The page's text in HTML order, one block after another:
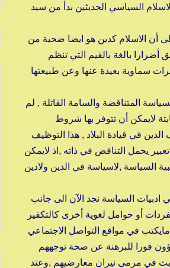
السياسي الحديثين بدأ من سيد
أن الاسلام كدين هو ايضا ضحية من
أضرارا بالغة بالقيم التي تنظم
سماوية بعيدة عنها وعن طبيعتها
المتناقضة والسامة القاتلة , لم
لايمكن أن تتوفر بها شروط
في قيادة البلاد , هذا التوظيف
يحمل التناقض في ذاته ,اذ لايمكن
السياسة ,لاسياسة في الدين ولادين
ادبيات السياسة نجد الآن الى جانب
أو حوامل لغوية أخرى كالتكفير
مايكتب في مواقع التواصل الاجتماعي
فورا للبرهنة عن صحة توجههم
في مرمى نيران معارضيهم ,وعند